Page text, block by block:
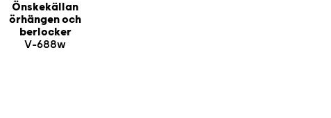
Önskekällan
örhängen och
berlocker
V-688w